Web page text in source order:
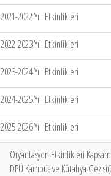
2021-2022 Yılı Etkinlikleri
2022-2023 Yılı Etkinlikleri
2023-2024 Yılı Etkinlikleri
2024-2025 Yılı Etkinlikleri
2025-2026 Yılı Etkinlikleri
Oryantasyon Etkinlikleri
DPÜ Kampüs ve Kütahya